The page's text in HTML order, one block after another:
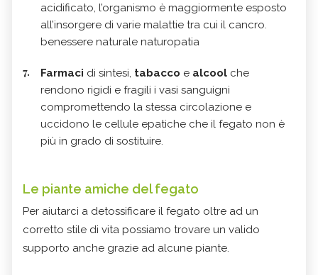
acidificato, l’organismo è maggiormente esposto
all’insorgere di varie malattie tra cui il cancro.
benessere naturale naturopatia
Farmaci di sintesi, tabacco e alcool che
rendono rigidi e fragili i vasi sanguigni
compromettendo la stessa circolazione e
uccidono le cellule epatiche che il fegato non è
più in grado di sostituire.
Le piante amiche del fegato
Per aiutarci a detossificare il fegato oltre ad un
corretto stile di vita possiamo trovare un valido
supporto anche grazie ad alcune piante.